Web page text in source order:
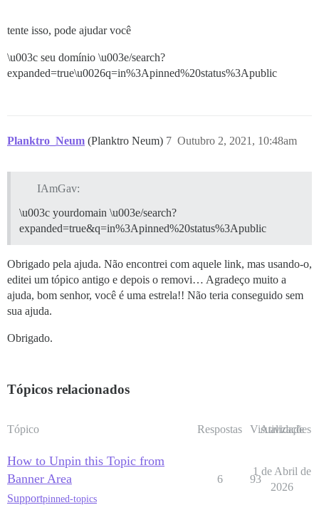
tente isso, pode ajudar você
\u003c seu domínio \u003e/search?
expanded=true\u0026q=in%3Apinned%20status%3Apublic
Planktro_Neum (Planktro Neum) Outubro 2, 2021, 10:48am
7
IAmGav:
\u003c yourdomain \u003e/search?
expanded=true&q=in%3Apinned%20status%3Apublic
Obrigado pela ajuda. Não encontrei com aquele link, mas usando-o,
editei um tópico antigo e depois o removi… Agradeço muito a
ajuda, bom senhor, você é uma estrela!! Não teria conseguido sem
sua ajuda.
Obrigado.
Tópicos relacionados
Tópico Respostas Visualizações
Atividade
How to Unpin this Topic from
Banner Area
Supportpinned-topics
6 93
1 de Abril de
2026